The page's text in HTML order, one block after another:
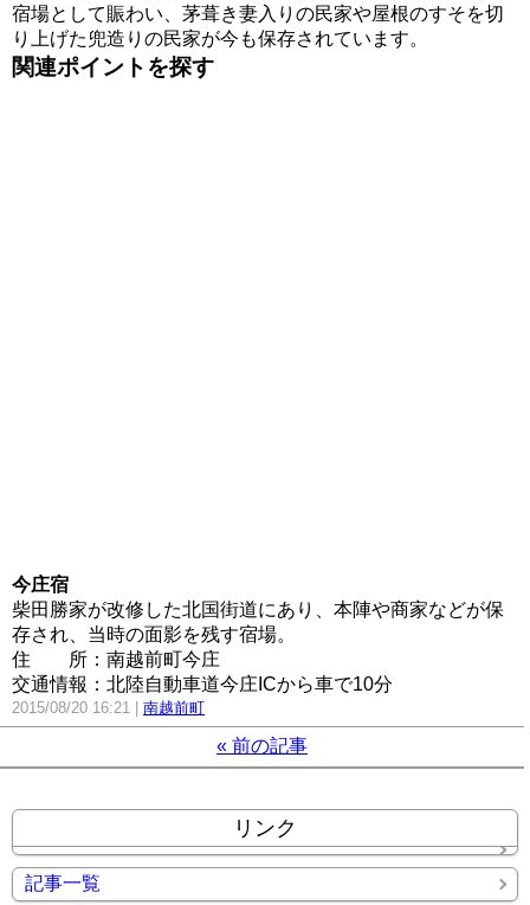
宿場として賑わい、茅葺き妻入りの民家や屋根のすそを切
り上げた兜造りの民家が今も保存されています。
関連ポイントを探す
今庄宿
柴田勝家が改修した北国街道にあり、本陣や商家などが保
存され、当時の面影を残す宿場。
住所：南越前町今庄
交通情報：北陸自動車道今庄ICから車で10分
2015/08/20 16:21 南越前町
« 前の記事
リンク
記事一覧